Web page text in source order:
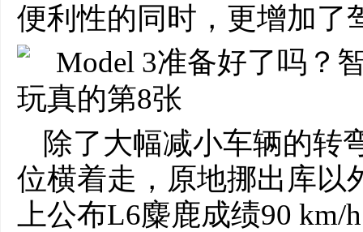
便利性的同时，更增加了
除了大幅减小车辆的转
位横着走，原地挪出库以
上公布L6麋鹿成绩90